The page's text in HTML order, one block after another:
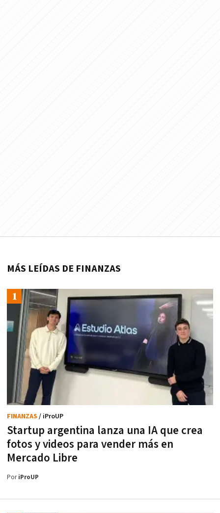
MÁS LEÍDAS DE FINANZAS
Startup argentina lanza una IA que crea
fotos y videos para vender más en
Mercado Libre
FINANZAS / iProUP
PoriProUP